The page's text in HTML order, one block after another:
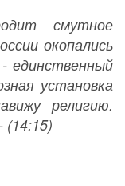
смутное
окопались
единственный
установка
религию.
(14:15)